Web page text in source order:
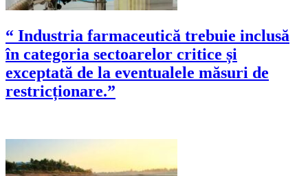
“ Industria farmaceutică trebuie inclusă
în categoria sectoarelor critice și
exceptată de la eventualele măsuri de
restricționare.”